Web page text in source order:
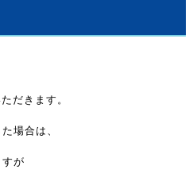
だきます。
場合は、
が